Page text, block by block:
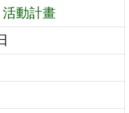
動計畫